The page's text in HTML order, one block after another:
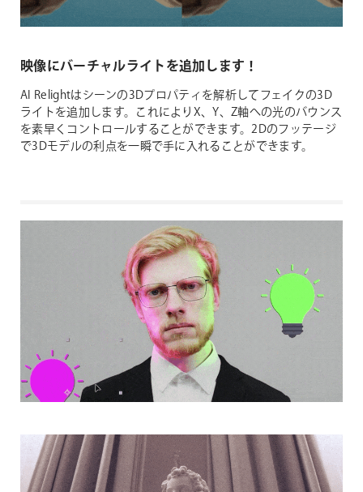
映像にバーチャルライトを追加します！
AI Relightはシーンの3Dプロパティを解析してフェイクの3D
ライトを追加します。これによりX、Y、Z軸への光のバウンス
を素早くコントロールすることができます。2Dのフッテージ
で3Dモデルの利点を一瞬で手に入れることができます。